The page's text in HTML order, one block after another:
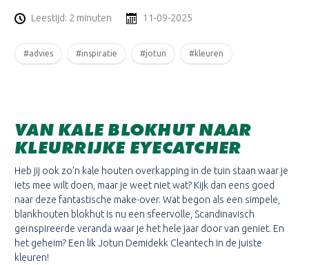
Leestijd: 2 minuten 11-09-2025
#advies #inspiratie #jotun #kleuren
VAN KALE BLOKHUT NAAR
KLEURRIJKE EYECATCHER
Heb jij ook zo’n kale houten overkapping in de tuin staan waar je
iets mee wilt doen, maar je weet niet wat? Kijk dan eens goed
naar deze fantastische make-over. Wat begon als een simpele,
blankhouten blokhut is nu een sfeervolle, Scandinavisch
geïnspireerde veranda waar je het hele jaar door van geniet. En
het geheim? Een lik Jotun Demidekk Cleantech in de juiste
kleuren!